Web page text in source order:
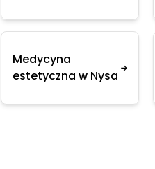
Medycyna
estetyczna w Nysa